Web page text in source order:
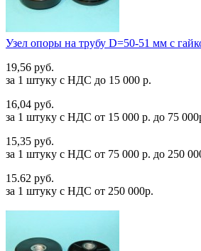
Узел опоры на трубу D=50-51 мм с
19,56 руб.
за 1 штуку c НДС до 15 000 р.
16,04 руб.
за 1 штуку c НДС от 15 000 р. до 75
15,35 руб.
за 1 штуку c НДС от 75 000 р. до 250
15.62 руб.
за 1 штуку c НДС от 250 000р.